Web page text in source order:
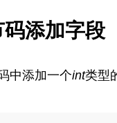
添加字段
中添加一个int类型